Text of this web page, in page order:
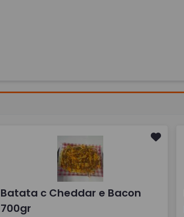
Batata c Cheddar e Bacon
700gr